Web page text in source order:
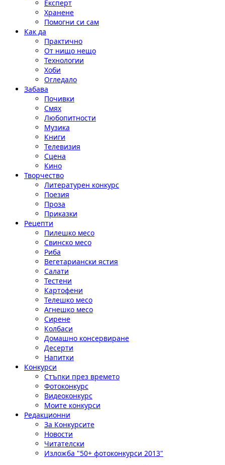
Експерт
Хранене
Помогни си сам
Как да
Практично
От нищо нещо
Технологии
Хоби
Огледало
Забава
Почивки
Смях
Любопитности
Музика
Книги
Телевизия
Сцена
Кино
Творчество
Литературен конкурс
Поезия
Проза
Приказки
Рецепти
Пилешко месо
Свинско месо
Риба
Вегетариански ястия
Салати
Тестени
Картофени
Телешко месо
Агнешко месо
Сирене
Колбаси
Домашно консервиране
Десерти
Напитки
Конкурси
Стъпки през времето
Фотоконкурс
Видеоконкурс
Моите конкурси
Редакционни
За Конкурсите
Новости
Читателски
Изложба "50+ фотоконкурси 2013"